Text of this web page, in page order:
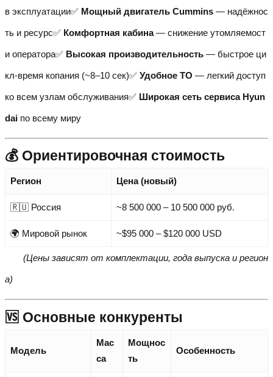
в эксплуатации✅ Мощный двигатель Cummins — надёжнос
ть и ресурс✅ Комфортная кабина— снижение утомляемост
и оператора✅ Высокая производительность — быстрое ци
кл-время копания (~8–10 сек)✅ Удобное ТО — легкий доступ
ко всем узлам обслуживания✅ Широкая сеть сервиса Hyun
dai по всему миру
💰 Ориентировочная стоимость
Регион Цена (новый)
🇷🇺 Россия ~8 500 000 – 10 500 000 руб.
🌍 Мировой рынок ~$95 000 – $120 000 USD
(Цены зависят от комплектации, года выпуска и регион
а)
🆚 Основные конкуренты
Модель
Мас
са
Мощнос
ть
Особенность